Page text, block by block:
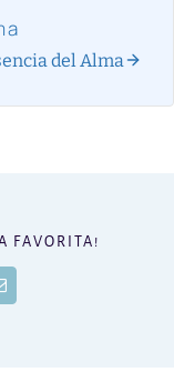
del Alma
FAVORITA!